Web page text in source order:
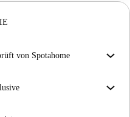
von Spotahome
du genau das bekommst, was du